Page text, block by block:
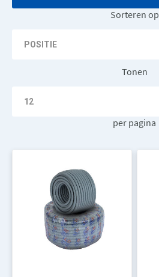
Sorteren op
Tonen
per pagina